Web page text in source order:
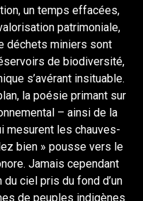
un temps effacées,
patrimoniale,
déchets miniers sont
de biodiversité,
s’avérant insituable.
la poésie primant sur
– ainsi de la
mesurent les chauves-
bien » pousse vers le
Jamais cependant
ciel pris du fond d’un
de peuples indigènes